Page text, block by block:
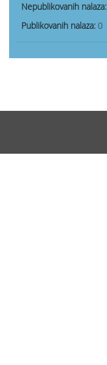
Nepublikovanih nalaza:
Publikovanih nalaza: 0